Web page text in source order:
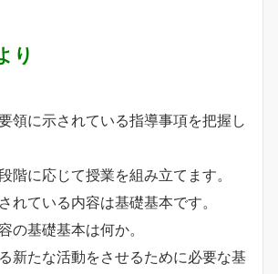
り
領に示されている指導事項を把握し
階に応じて授業を組み立てます。
れている内容は基礎基本です。
の基礎基本は何か。
新たな活動をさせるために必要な基